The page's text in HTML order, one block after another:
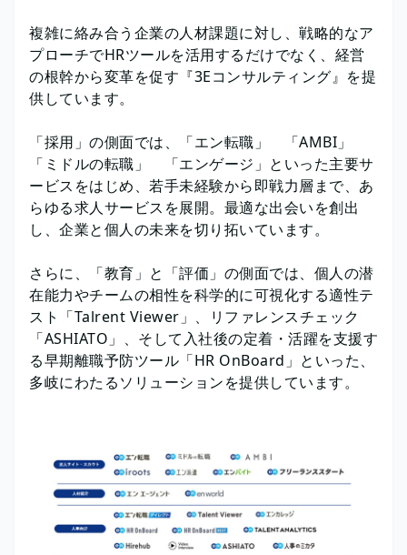
複雑に絡み合う企業の人材課題に対し、戦略的なア
プローチでHRツールを活用するだけでなく、経営
の根幹から変革を促す『3Eコンサルティング』を提
供しています。
「採用」の側面では、「エン転職」 「AMBI」
「ミドルの転職」 「エンゲージ」といった主要サ
ービスをはじめ、若手未経験から即戦力層まで、あ
らゆる求人サービスを展開。最適な出会いを創出
し、企業と個人の未来を切り拓いています。
さらに、「教育」と「評価」の側面では、個人の潜
在能力やチームの相性を科学的に可視化する適性テ
スト「Talrent Viewer」、リファレンスチェック
「ASHIATO」、そして入社後の定着・活躍を支援す
る早期離職予防ツール「HR OnBoard」といった、
多岐にわたるソリューションを提供しています。